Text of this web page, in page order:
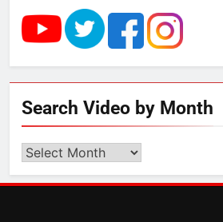
उत्तर प्रदेश में
बढ़ा पंचायतों का
गाजा युद्धविराम
Search Video by Month
Search
by